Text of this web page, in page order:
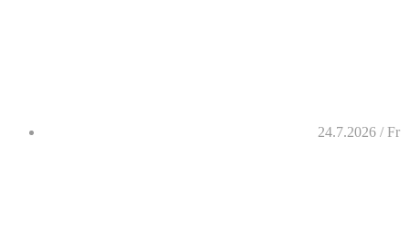
24.7.2026 / Fr